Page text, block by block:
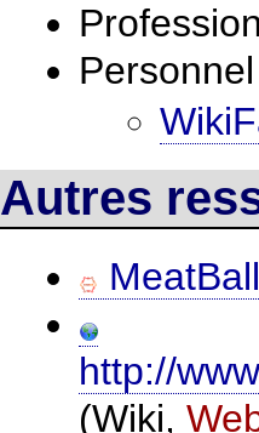
Personnel
Autres
http://
(Wiki,